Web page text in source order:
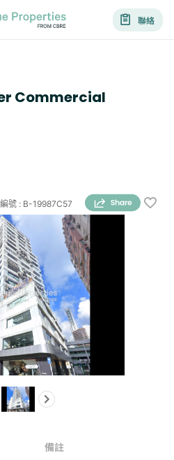
聯絡
Commercial
號 : B-19987C57
備註